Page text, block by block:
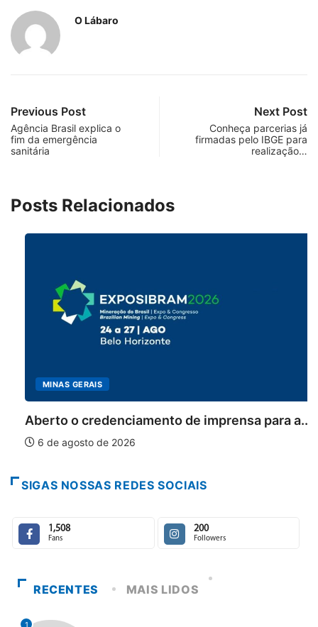
O Lábaro
Previous Post
Agência Brasil explica o
fim da emergência
sanitária
Next Post
Conheça parcerias já
firmadas pelo IBGE para
realização…
Posts Relacionados
MINAS GERAIS
Aberto o credenciamento de imprensa para a...
6 de agosto de 2026
SIGAS NOSSAS REDES SOCIAIS
1,508
Fans
200
Followers
RECENTES MAIS LIDOS
1